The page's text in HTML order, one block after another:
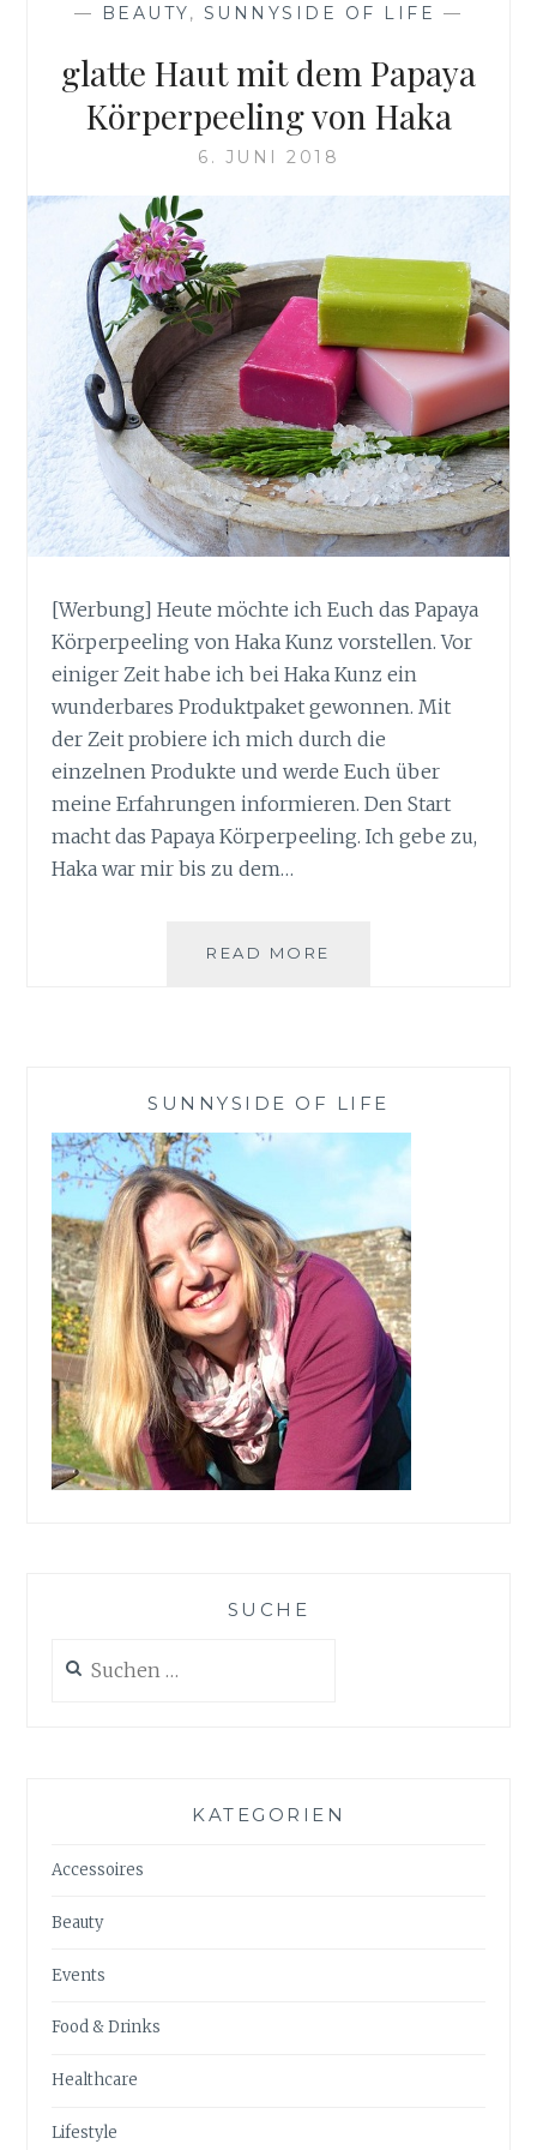
— BEAUTY, SUNNYSIDE OF LIFE —
glatte Haut mit dem Papaya
Körperpeeling von Haka
6. JUNI 2018
[Werbung] Heute möchte ich Euch das Papaya
Körperpeeling von Haka Kunz vorstellen. Vor
einiger Zeit habe ich bei Haka Kunz ein
wunderbares Produktpaket gewonnen. Mit
der Zeit probiere ich mich durch die
einzelnen Produkte und werde Euch über
meine Erfahrungen informieren. Den Start
macht das Papaya Körperpeeling. Ich gebe zu,
Haka war mir bis zu dem…
READ MORE
VON
HAKA
SUNNYSIDE OF LIFE
SUCHE
nach:
KATEGORIEN
Accessoires
Beauty
Events
Food & Drinks
Healthcare
Lifestyle